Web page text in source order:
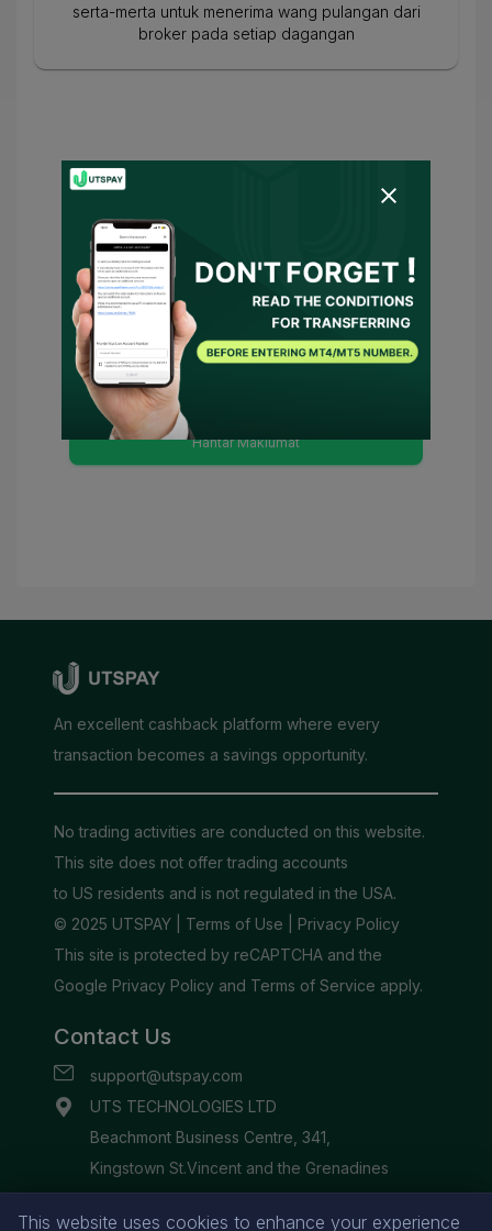
serta-merta untuk menerima wang pulangan dari
broker pada setiap dagangan
Anda telah bersetuju Syarat Penggunaan
dan Polisi Privasi dan Saya bersetuju
untuk UTSPAY bertindak sebagai wakil
saya atau menghubungi broker bagi
pihak saya. Sekiranya terdapat syarat
yang perlu, UTSPAY akan dianggap
sebagai penasihat saya.
Hantar Maklumat
This website uses cookies to enhance your experience